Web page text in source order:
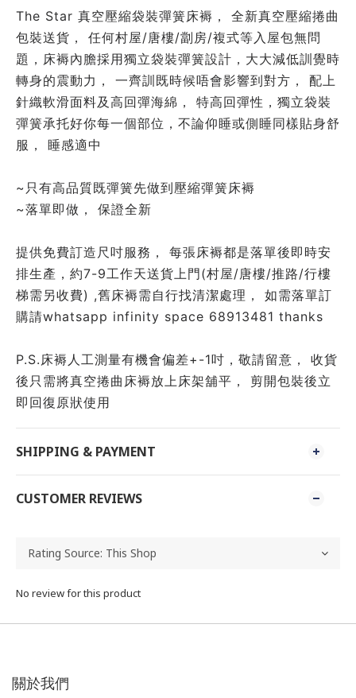
The Star 真空壓縮袋裝彈簧床褥， 全新真空壓縮捲曲
包裝送貨， 任何村屋/唐樓/劏房/複式等入屋包無問
題，床褥內膽採用獨立袋裝彈簧設計，大大減低訓覺時
轉身的震動力， 一齊訓既時候唔會影響到對方， 配上
針織軟滑面料及高回彈海綿， 特高回彈性，獨立袋裝
彈簧承托好你每一個部位，不論仰睡或側睡同樣貼身舒
服， 睡感適中
~只有高品質既彈簧先做到壓縮彈簧床褥
~落單即做， 保證全新
提供免費訂造尺吋服務， 每張床褥都是落單後即時安
排生產，約7-9工作天送貨上門(村屋/唐樓/推路/行樓
梯需另收費) ,舊床褥需自行找清潔處理， 如需落單訂
購請whatsapp infinity space 68913481 thanks
P.S.床褥人工測量有機會偏差+-1吋，敬請留意， 收貨
後只需將真空捲曲床褥放上床架舖平， 剪開包裝後立
即回復原狀使用
SHIPPING & PAYMENT
CUSTOMER REVIEWS
No review for this product
關於我們